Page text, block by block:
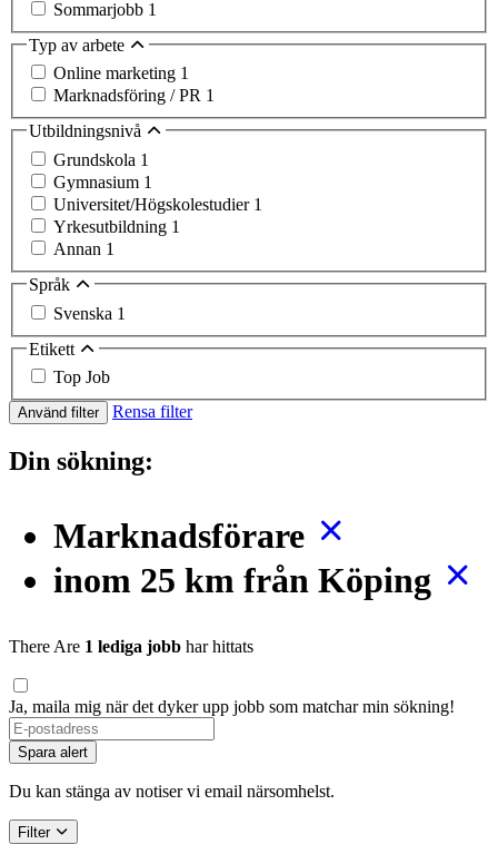
Sommarjobb 1
Typ av arbete
Online marketing 1
Marknadsföring / PR 1
Utbildningsnivå
Grundskola 1
Gymnasium 1
Universitet/Högskolestudier 1
Yrkesutbildning 1
Annan 1
Språk
Svenska 1
Etikett
Top Job
Använd filter Rensa filter
Din sökning:
Marknadsförare
inom 25 km från Köping
There Are 1 lediga jobb har hittats
Ja, maila mig när det dyker upp jobb som matchar min sökning!
Spara alert
Du kan stänga av notiser vi email närsomhelst.
Filter